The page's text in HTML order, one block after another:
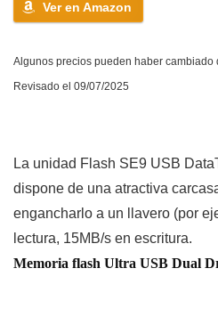
Ver en Amazon
Algunos precios pueden haber cambiado
Revisado el 09/07/2025
La unidad Flash SE9 USB
dispone de una atractiva
engancharlo a un llavero (por
lectura, 15MB/s en escritura.
Memoria flash Ultra USB Dual